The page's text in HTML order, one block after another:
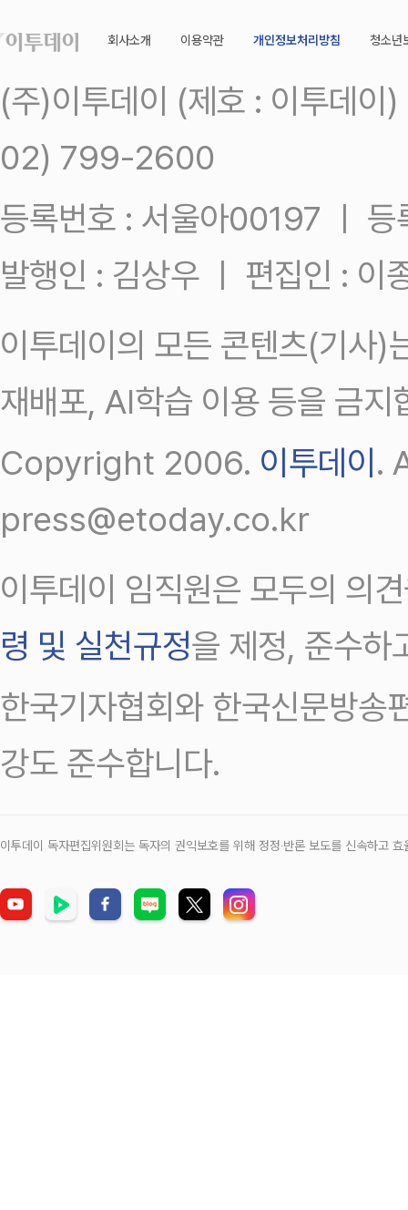
회사소개 이용약관 개인정보처리방침 청소년
(주)이투데이 (제호 : 이투데
02) 799-2600
등록번호 : 서울아00197 ㅣ
발행인 : 김상우 ㅣ 편집인 : 이
이투데이의 모든 콘텐츠(기사)
재배포, AI학습 이용 등을 금지
Copyright 2006. 이투데이 .
press@etoday.co.kr
이투데이 임직원은 모두의 의
령 및 실천규정을 제정, 준수하
한국기자협회와 한국신문방송
강도 준수합니다.
이투데이 독자편집위원회는 독자의 권익보호를 위해 정정‧반론 보도를 신속하고